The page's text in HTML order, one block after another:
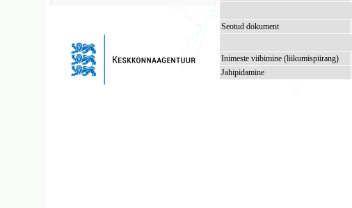
Seotud dokument
Inimeste viibimine (liikumispiirang)
Jahipidamine